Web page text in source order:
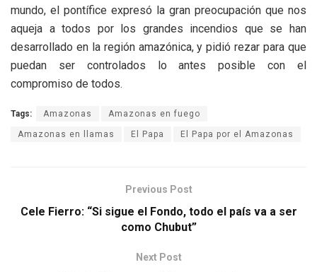
mundo, el pontífice expresó la gran preocupación que nos
aqueja a todos por los grandes incendios que se han
desarrollado en la región amazónica, y pidió rezar para que
puedan ser controlados lo antes posible con el
compromiso de todos.
Tags: Amazonas Amazonas en fuego
Amazonas en llamas El Papa El Papa por el Amazonas
Previous Post
Cele Fierro: “Si sigue el Fondo, todo el país va a ser
como Chubut”
Next Post